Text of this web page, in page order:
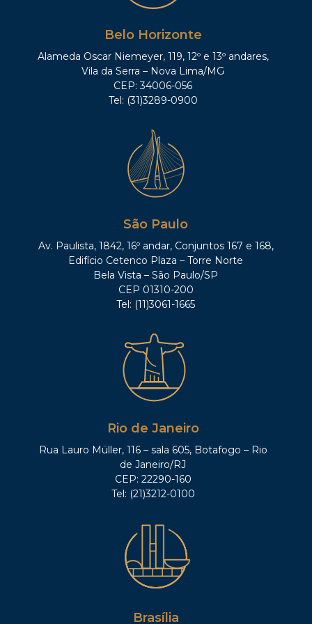
Belo Horizonte
Alameda Oscar Niemeyer, 119, 12º e 13º andares,
Vila da Serra – Nova Lima/MG
CEP: 34006-056
Tel: (31)3289-0900
São Paulo
Av. Paulista, 1842, 16º andar, Conjuntos 167 e 168,
Edifício Cetenco Plaza – Torre Norte
Bela Vista – São Paulo/SP
CEP 01310-200
Tel: (11)3061-1665
Rio de Janeiro
Rua Lauro Müller, 116 – sala 605, Botafogo – Rio
de Janeiro/RJ
CEP: 22290-160
Tel: (21)3212-0100
Brasília